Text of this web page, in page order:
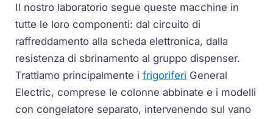
Il nostro laboratorio segue queste macchine in
tutte le loro componenti: dal circuito di
raffreddamento alla scheda elettronica, dalla
resistenza di sbrinamento al gruppo dispenser.
Trattiamo principalmente ifrigoriferi General
Electric, comprese le colonne abbinate e i modelli
con congelatore separato, intervenendo sul vano